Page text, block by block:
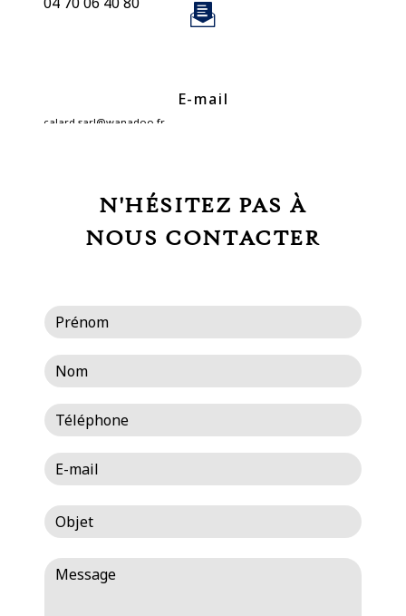
E-mail
calard.sarl@wanadoo.fr
N'HÉSITEZ PAS À
NOUS CONTACTER